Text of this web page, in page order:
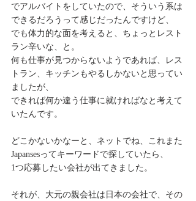
でアルバイトをしていたので、そういう系は
できるだろうって感じだったんですけど、
でも体力的な面を考えると、ちょっとレスト
ラン辛いな、と。
何も仕事が見つからないようであれば、レス
トラン、キッチンもやるしかないと思ってい
ましたが、
できれば何か違う仕事に就ければなと考えて
いたんです。
どこかないかなーと、ネットでね、これまた
Japansesってキーワードで探していたら、
1つ応募したい会社が出てきました。
それが、大元の親会社は日本の会社で、その